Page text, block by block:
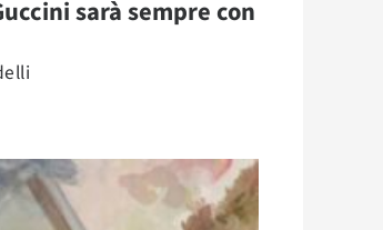
sarà sempre con